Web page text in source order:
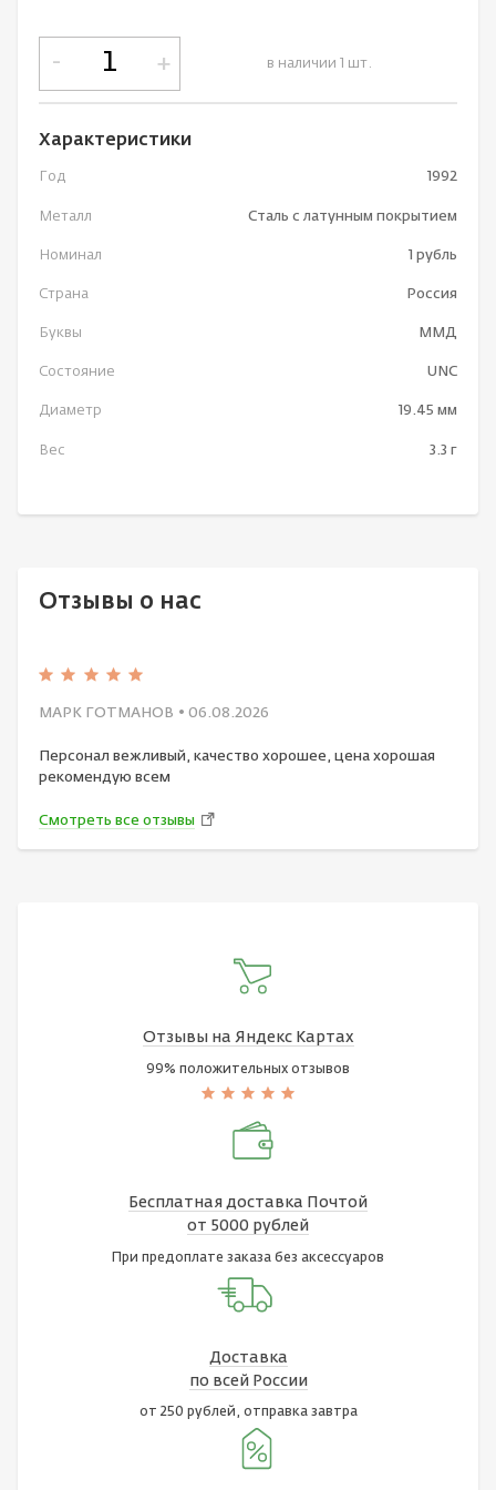
в наличии 1 шт.
- +
Характеристики
Год 1992
Металл Сталь с латунным покрытием
Номинал 1 рубль
Страна Россия
Буквы ММД
Состояние UNC
Диаметр 19.45 мм
Вес 3.3 г
Отзывы о нас
МАРК ГОТМАНОВ • 06.08.2026
Персонал вежливый, качество хорошее, цена хорошая
рекомендую всем
Смотреть все отзывы
Отзывы на Яндекс Картах
99% положительных отзывов
Бесплатная доставка Почтой
от 5000 рублей
При предоплате заказа без аксессуаров
Доставка
по всей России
от 250 рублей, отправка завтра